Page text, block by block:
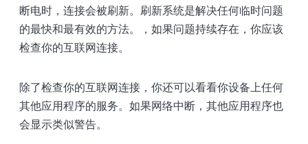
断电时，连接会被刷新。刷新系统是解决任何临时问题
的最快和最有效的方法。，如果问题持续存在，你应该
检查你的互联网连接。
除了检查你的互联网连接，你还可以看看你设备上任何
其他应用程序的服务。如果网络中断，其他应用程序也
会显示类似警告。